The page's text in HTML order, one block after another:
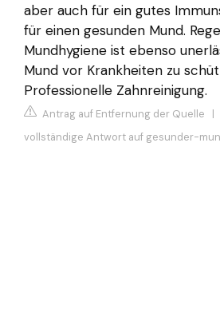
aber auch für ein gutes
für einen gesunden Mund.
Mundhygiene ist ebenso
Mund vor Krankheiten zu
Professionelle Zahnreinigung.
Antrag auf Entfernung der Quelle |
vollständige Antwort auf gesunder-